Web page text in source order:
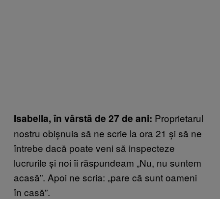
Isabella, în vârstă de 27 de ani: Proprietarul
nostru obișnuia să ne scrie la ora 21 și să ne
întrebe dacă poate veni să inspecteze
lucrurile și noi îi răspundeam „Nu, nu suntem
acasă”. Apoi ne scria: „pare că sunt oameni
în casă”.